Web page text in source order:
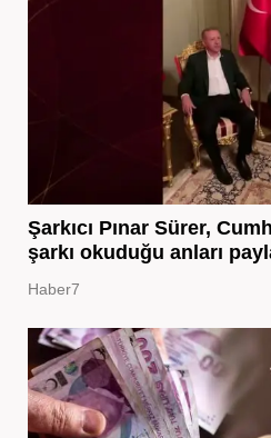
Şarkıcı Pınar Sürer,
şarkı okuduğu anları
Haber7